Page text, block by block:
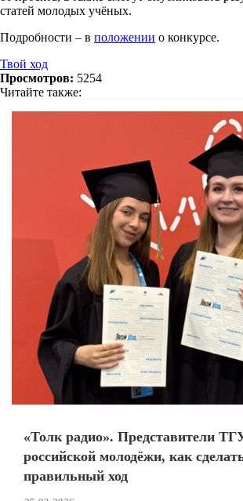
статей молодых учёных.
Подробности – в положении о конкурсе.
Твой ход
Просмотров: 5254
Читайте также:
«Толк радио». Представители
российской молодёжи, как
правильный ход